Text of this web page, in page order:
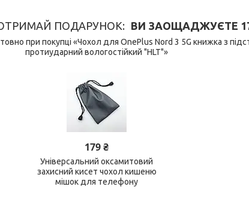
ПОДАРУНОК ВИ ЗАОЩАДЖУЄТЕ
при покупці «Чохол для OnePlus Nord 3 5G книжка з
протиударний вологостійкий "HLT"»
179 ₴
Універсальний оксамитовий
захисний кисет чохол кишеню
мішок для телефону